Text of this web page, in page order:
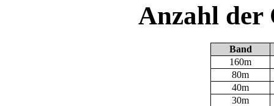
Anzahl der
Band
160m
80m
40m
30m